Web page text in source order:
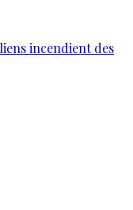
incendient des